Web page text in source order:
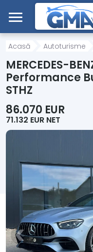
Mergi direct la
Acasă
Autoturisme
Motociclete
Autoutilitare
Alte tipuri vehicule
Despre Noi
Contact
Acasă Autoturisme
MERCEDES-
Performance
STHZ
86.070 EUR
71.132 EUR NET